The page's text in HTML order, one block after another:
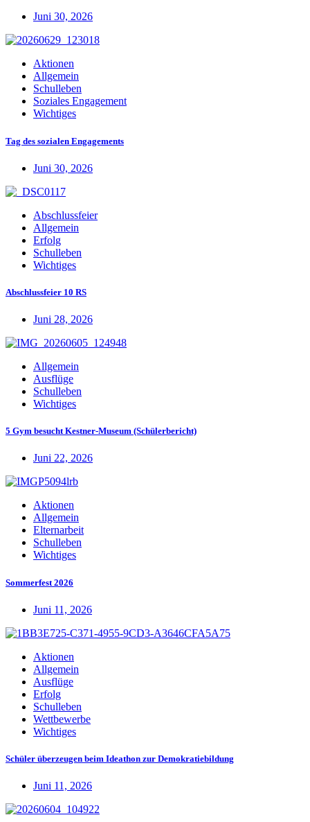
Juni 30, 2026
Aktionen
Allgemein
Schulleben
Soziales Engagement
Wichtiges
Tag des sozialen Engagements
Juni 30, 2026
Abschlussfeier
Allgemein
Erfolg
Schulleben
Wichtiges
Abschlussfeier 10 RS
Juni 28, 2026
Allgemein
Ausflüge
Schulleben
Wichtiges
5 Gym besucht Kestner-Museum (Schülerbericht)
Juni 22, 2026
Aktionen
Allgemein
Elternarbeit
Schulleben
Wichtiges
Sommerfest 2026
Juni 11, 2026
Aktionen
Allgemein
Ausflüge
Erfolg
Schulleben
Wettbewerbe
Wichtiges
Schüler überzeugen beim Ideathon zur Demokratiebildung
Juni 11, 2026